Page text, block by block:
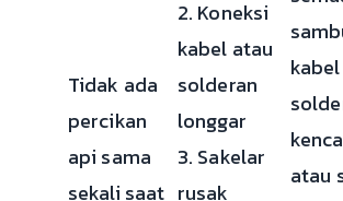
Tidak ada
percikan
api sama
sekali saat
2. Koneksi
kabel atau
solderan
longgar
3. Sakelar
rusak
atau